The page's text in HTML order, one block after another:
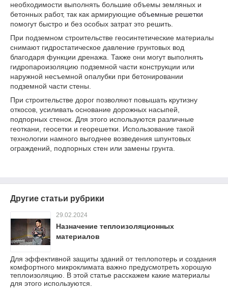
необходимости выполнять большие объемы земляных и
бетонных работ, так как армирующие объемные решетки
помогут быстро и без особых затрат это решить.
При подземном строительстве геосинтетические материалы
снимают гидростатическое давление грунтовых вод
благодаря функции дренажа. Также они могут выполнять
гидропароизоляцию подземной части конструкции или
наружной несъемной опалубки при бетонировании
подземной части стены.
При строительстве дорог позволяют повышать крутизну
откосов, усиливать основание дорожных насыпей,
подпорных стенок. Для этого используются различные
геоткани, геосетки и георешетки. Использование такой
технологии намного выгоднее возведения шпунтовых
ограждений, подпорных стен или замены грунта.
Другие статьи рубрики
29.02.2024
Назначение теплоизоляционных
материалов
Для эффективной защиты зданий от теплопотерь и создания
комфортного микроклимата важно предусмотреть хорошую
теплоизоляцию. В этой статье расскажем какие материалы
для этого используются.